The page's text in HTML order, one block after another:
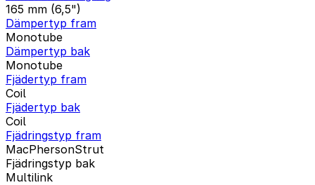
165 mm (6,5")
Dämpertyp fram
Monotube
Dämpertyp bak
Monotube
Fjädertyp fram
Coil
Fjädertyp bak
Coil
Fjädringstyp fram
MacPhersonStrut
Fjädringstyp bak
Multilink